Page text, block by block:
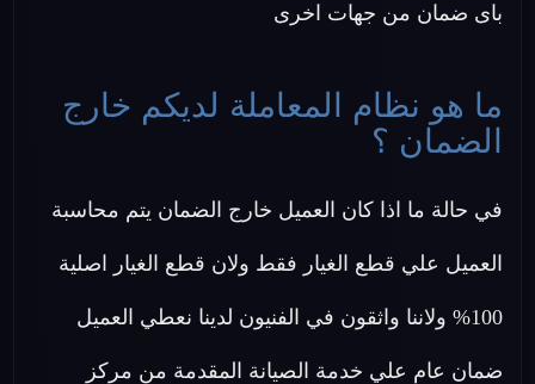
باى ضمان من جهات اخرى
ما هو نظام المعاملة لديكم خارج
الضمان ؟
في حالة ما اذا كان العميل خارج الضمان يتم محاسبة
العميل علي قطع الغيار فقط ولان قطع الغيار اصلية
100% ولاننا واثقون في الفنيون لدينا نعطي العميل
ضمان عام علي خدمة الصيانة المقدمة من مركز